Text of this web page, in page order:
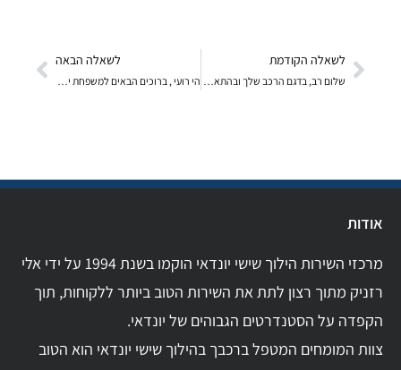
לשאלה הקודמת לשאלה הבאה
אודות
מרכזי השירות הילוך שישי יונדאי הוקמו בשנת 1994 על ידי אלי
רזניק מתוך רצון לתת את השירות הטוב ביותר ללקוחות, תוך
הקפדה על הסטנדרטים הגבוהים של יונדאי.
צוות המומחים המטפל ברכבך בהילוך שישי יונדאי הוא הטוב